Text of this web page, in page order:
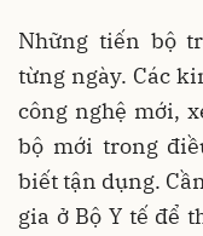
Những tiến bộ
từng ngày. Các
công nghệ mới,
bộ mới trong
biết tận dụng.
gia ở Bộ Y tế để